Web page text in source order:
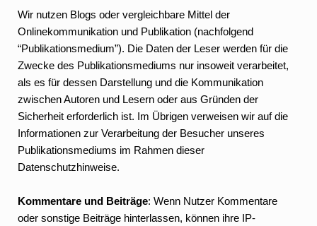
Wir nutzen Blogs oder vergleichbare Mittel der
Onlinekommunikation und Publikation (nachfolgend
“Publikationsmedium”). Die Daten der Leser werden für die
Zwecke des Publikationsmediums nur insoweit verarbeitet,
als es für dessen Darstellung und die Kommunikation
zwischen Autoren und Lesern oder aus Gründen der
Sicherheit erforderlich ist. Im Übrigen verweisen wir auf die
Informationen zur Verarbeitung der Besucher unseres
Publikationsmediums im Rahmen dieser
Datenschutzhinweise.
Kommentare und Beiträge: Wenn Nutzer Kommentare
oder sonstige Beiträge hinterlassen, können ihre IP-